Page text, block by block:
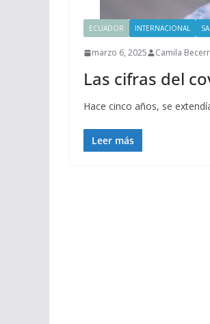
ECUADOR INTERNACIONAL
marzo 6, 2025 Camila
Las cifras del
Hace cinco años, se
Leer más